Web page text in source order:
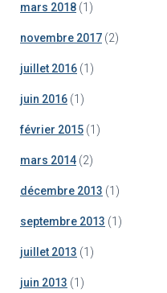
mars 2018 (1)
novembre 2017 (2)
juillet 2016 (1)
juin 2016 (1)
février 2015 (1)
mars 2014 (2)
décembre 2013 (1)
septembre 2013 (1)
juillet 2013 (1)
juin 2013 (1)